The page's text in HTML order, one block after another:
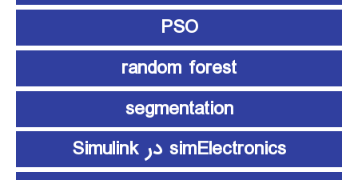
PSO
random forest
segmentation
simElectronics در Simulink